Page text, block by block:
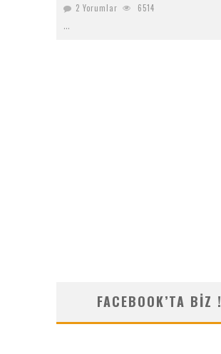
2 Yorumlar
6514
...
FACEBOOK’TA BIZ !